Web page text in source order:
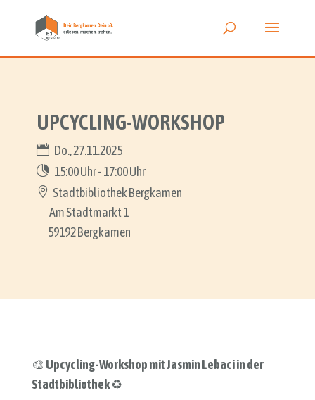
UPCYCLING-WORKSHOP
Do., 27.11.2025
15:00 Uhr - 17:00 Uhr
Stadtbibliothek Bergkamen
Am Stadtmarkt 1
59192 Bergkamen
🎨 Upcycling-Workshop mit Jasmin Lebaci in der
Stadtbibliothek♻️